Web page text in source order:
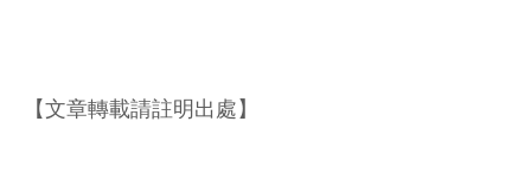
【文章轉載請註明出處】